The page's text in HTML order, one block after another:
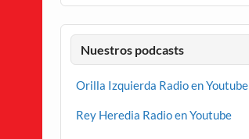
Nuestros podcasts
Orilla Izquierda Radio en Youtube
Rey Heredia Radio en Youtube